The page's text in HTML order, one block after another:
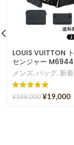
LOUIS VUITTON
センジャー
メンズ, バッグ, 新
¥188,000¥19,000